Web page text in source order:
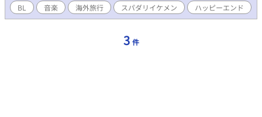
う。 その後、その男が表に出ることはなくなったと聞くが‥‥‥
ステージでプレイする男のギターに合わせ、優吾が歌ったのをき
BL 音楽 海外旅行 スパダリイケメン ハッピーエンド
3 件